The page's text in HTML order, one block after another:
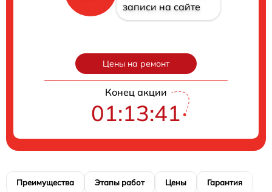
записи на сайте
Цены на ремонт
Конец акции
01:13:41
Преимущества Этапы работ Цены Гарантия